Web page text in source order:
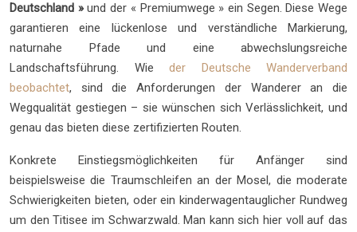
Deutschland »und der « Premiumwege » ein Segen. Diese Wege
garantieren eine lückenlose und verständliche Markierung,
naturnahe Pfade und eine abwechslungsreiche
Landschaftsführung. Wie der Deutsche Wanderverband
beobachtet, sind die Anforderungen der Wanderer an die
Wegqualität gestiegen – sie wünschen sich Verlässlichkeit, und
genau das bieten diese zertifizierten Routen.
Konkrete Einstiegsmöglichkeiten für Anfänger sind
beispielsweise die Traumschleifen an der Mosel, die moderate
Schwierigkeiten bieten, oder ein kinderwagentauglicher Rundweg
um den Titisee im Schwarzwald. Man kann sich hier voll auf das